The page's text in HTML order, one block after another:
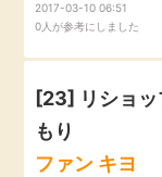
2017-03-10 06:51
0人が参考にしました
[23] リショ
もり
ファン キヨ